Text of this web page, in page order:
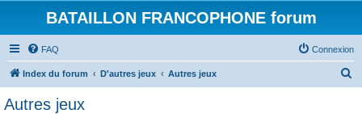
BATAILLON FRANCOPHONE forum
FAQ Connexion
Index du forum D'autres jeux Autres jeux
Autres jeux